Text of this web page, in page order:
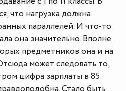
что нагрузка должна
параллелей. И что-то
она значительно. Вполне
предметников она и на
может следовать то,
цифра зарплаты в 85